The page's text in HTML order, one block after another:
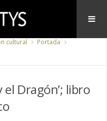
cultural
Portada
el Dragón’; libro